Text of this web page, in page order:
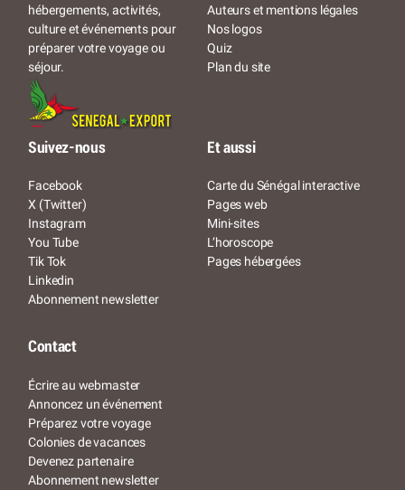
hébergements, activités,
culture et événements pour
préparer votre voyage ou
séjour.
Auteurs et mentions légales
Nos logos
Quiz
Plan du site
Suivez-nous
Facebook
X (Twitter)
Instagram
You Tube
Tik Tok
Linkedin
Abonnement newsletter
Et aussi
Carte du Sénégal interactive
Pages web
Mini-sites
L’horoscope
Pages hébergées
Contact
Écrire au webmaster
Annoncez un événement
Préparez votre voyage
Colonies de vacances
Devenez partenaire
Abonnement newsletter